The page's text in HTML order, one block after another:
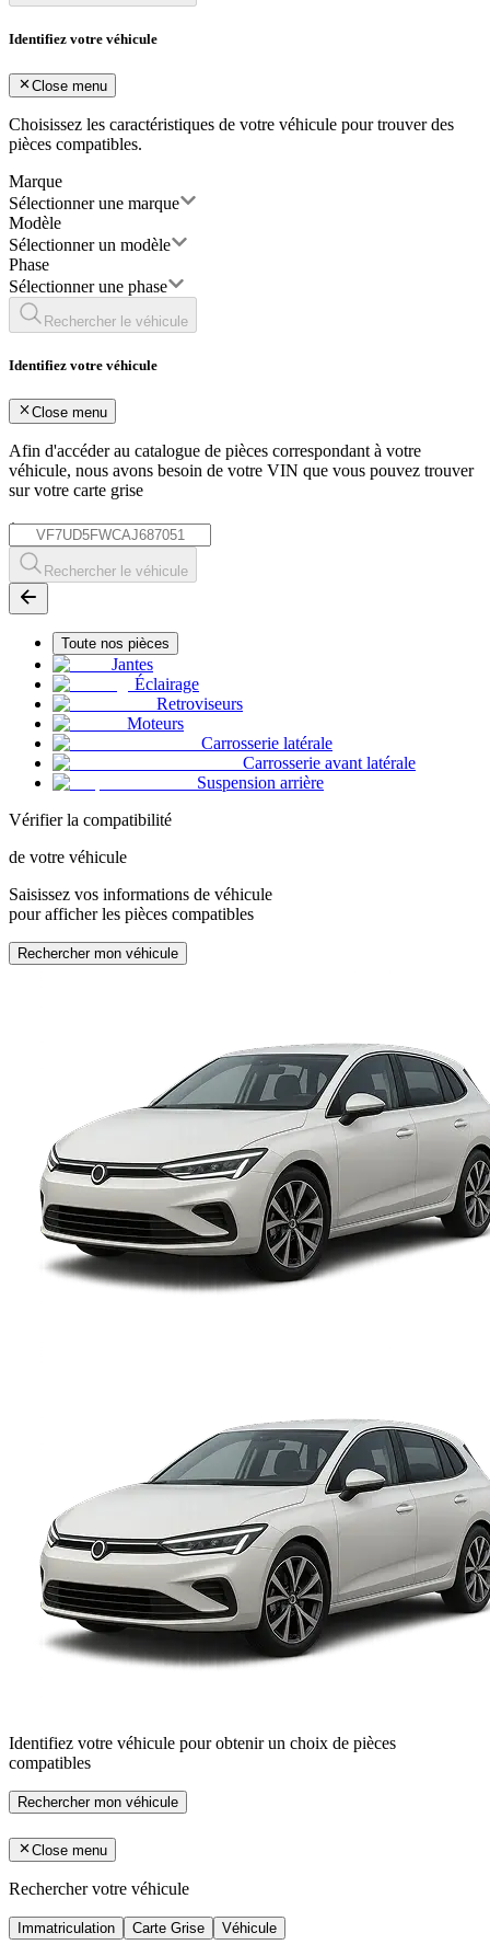
Identifiez votre véhicule
Close menu
Choisissez les caractéristiques de votre véhicule pour trouver des
pièces compatibles.
Marque
Sélectionner une marque
Modèle
Sélectionner un modèle
Phase
Sélectionner une phase
Rechercher le véhicule
Identifiez votre véhicule
Close menu
Afin d'accéder au catalogue de pièces correspondant à votre
véhicule, nous avons besoin de votre VIN que vous pouvez trouver
sur votre carte grise
*
Rechercher le véhicule
Toute nos pièces
Jantes
Éclairage
Retroviseurs
Moteurs
Carrosserie latérale
Carrosserie avant latérale
Suspension arrière
Vérifier la compatibilité
de votre véhicule
Saisissez vos informations de véhicule
pour afficher les pièces compatibles
Rechercher mon véhicule
Identifiez votre véhicule pour obtenir un choix de pièces
compatibles
Rechercher mon véhicule
Close menu
Rechercher votre véhicule
Immatriculation Carte Grise Véhicule